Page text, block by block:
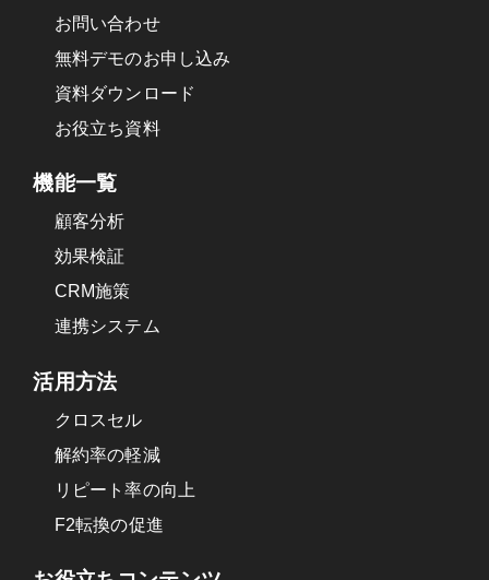
お問い合わせ
無料デモのお申し込み
資料ダウンロード
お役立ち資料
機能一覧
顧客分析
効果検証
CRM施策
連携システム
活用方法
クロスセル
解約率の軽減
リピート率の向上
F2転換の促進